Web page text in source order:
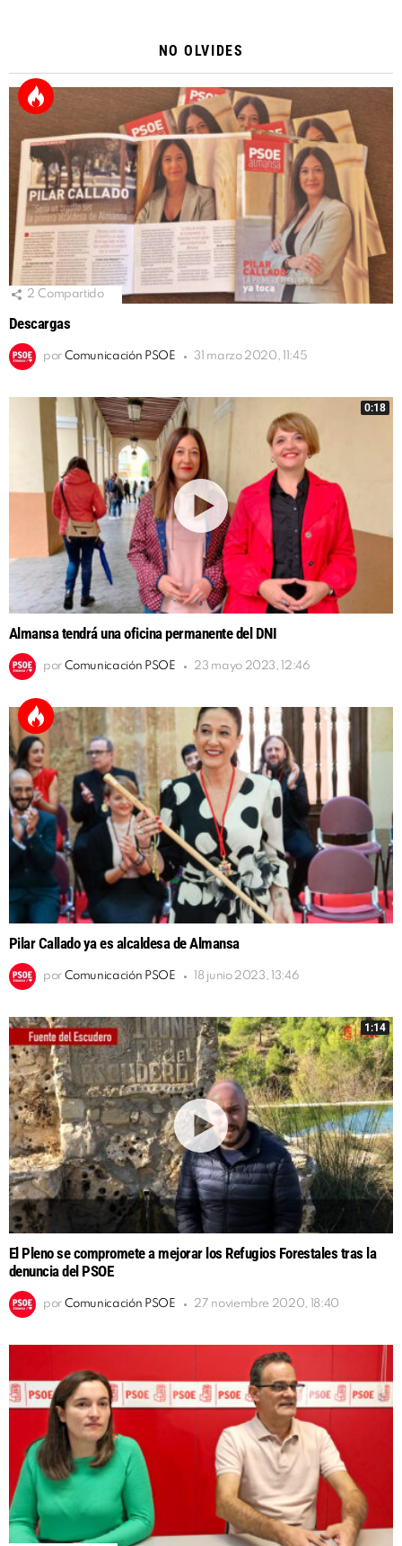
NO OLVIDES
2 Compartido
Descargas
por Comunicación PSOE 31 marzo 2020, 11:45
0:18
Almansa tendrá una oficina permanente del DNI
por Comunicación PSOE 23 mayo 2023, 12:46
Pilar Callado ya es alcaldesa de Almansa
por Comunicación PSOE 18 junio 2023, 13:46
1:14
El Pleno se compromete a mejorar los Refugios Forestales tras la
denuncia del PSOE
por Comunicación PSOE 27 noviembre 2020, 18:40